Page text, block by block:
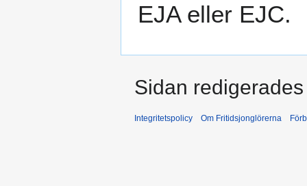
EJA eller EJC.
Sidan
Integritetspolicy Om Fritidsjonglörerna